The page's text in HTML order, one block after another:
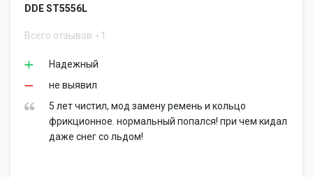
DDE ST5556L
Всего отзывов 1
Надежный
не выявил
5 лет чистил, мод замену ремень и кольцо
фрикционное. нормальный попался! при чем кидал
даже снег со льдом!